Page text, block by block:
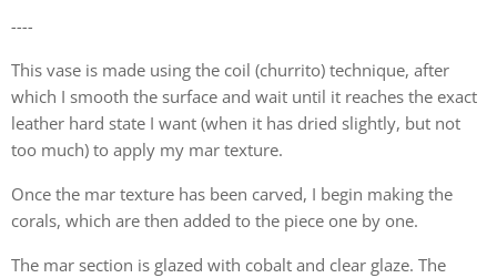
----
This vase is made using the coil (churrito) technique, after
which I smooth the surface and wait until it reaches the exact
leather hard state I want (when it has dried slightly, but not
too much) to apply my mar texture.
Once the mar texture has been carved, I begin making the
corals, which are then added to the piece one by one.
The mar section is glazed with cobalt and clear glaze. The